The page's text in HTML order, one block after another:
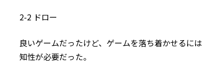
2-2 ドロー
良いゲームだったけど、ゲームを落ち着かせるには
知性が必要だった。